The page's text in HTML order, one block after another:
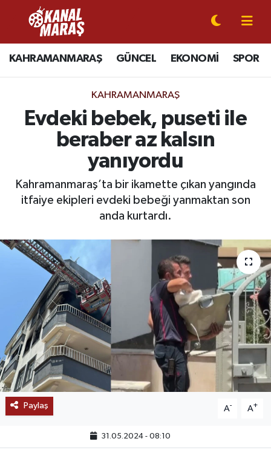
KAHRAMANMARAŞ GÜNCEL EKONOMİ SPOR
KAHRAMANMARAŞ
Evdeki bebek, puseti ile
beraber az kalsın
yanıyordu
Kahramanmaraş’ta bir ikamette çıkan yangında
itfaiye ekipleri evdeki bebeği yanmaktan son
anda kurtardı.
Paylaş A- A+
31.05.2024 - 08:10
CANLI YAYIN
KAHRAMANMARAŞ
SPOR
EKONOMİ
MAGAZİN
SAĞLIK
EĞİTİM
BÖLGE
KEŞFET
POPÜLER
DÜNYA
Kahramanmaraş Nöbetçi Eczaneler
Kahramanmaraş Hava Durumu
Kahramanmaraş Namaz Vakitleri
Kahramanmaraş Trafik Yoğunluk Haritası
Süper Lig Puan Durumu ve Fikstür
Tüm Manşetler
Haber Arşivi